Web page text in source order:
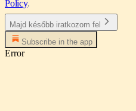
Policy.
Majd később iratkozom fel
Subscribe in the app
Error